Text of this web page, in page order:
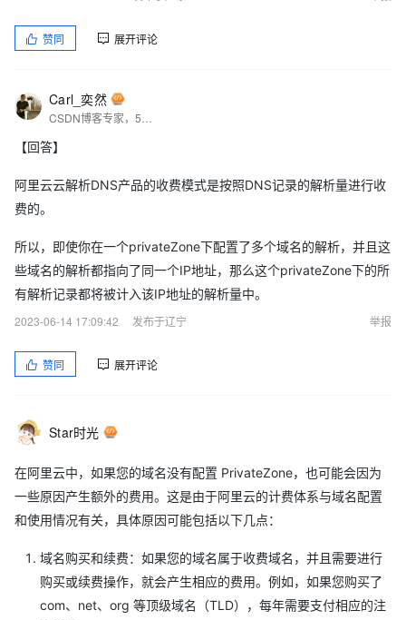
赞同 展开评论
Carl_奕然
【回答】
阿里云云解析DNS产品的收费模式是按照DNS记录的解析量进行收
费的。
所以，即使你在一个privateZone下配置了多个域名的解析，并且这
些域名的解析都指向了同一个IP地址，那么这个privateZone下的所
有解析记录都将被计入该IP地址的解析量中。
2023-06-14 17:09:42
发布于辽宁 举报
赞同 展开评论
Star时光
在阿里云中，如果您的域名没有配置 PrivateZone，也可能会因为
一些原因产生额外的费用。这是由于阿里云的计费体系与域名配置
和使用情况有关，具体原因可能包括以下几点：
域名购买和续费：如果您的域名属于收费域名，并且需要进行
购买或续费操作，就会产生相应的费用。例如，如果您购买了
com、net、org 等顶级域名（TLD），每年需要支付相应的注